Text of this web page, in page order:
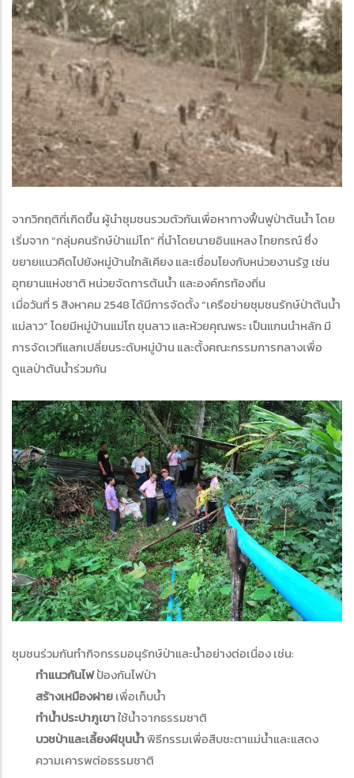
จากวิกฤติที่เกิดขึ้น ผู้นำชุมชนรวมตัวกันเพื่อหาทางฟื้นฟูป่าต้นน้ำ โดย
เริ่มจาก “กลุ่มคนรักษ์ป่าแม่โถ” ที่นำโดยนายอินแหลง ไทยกรณ์ ซึ่ง
ขยายแนวคิดไปยังหมู่บ้านใกล้เคียง และเชื่อมโยงกับหน่วยงานรัฐ เช่น
อุทยานแห่งชาติ หน่วยจัดการต้นน้ำ และองค์กรท้องถิ่น
เมื่อวันที่ 5 สิงหาคม 2548 ได้มีการจัดตั้ง “เครือข่ายชุมชนรักษ์ป่าต้นน้ำ
แม่ลาว” โดยมีหมู่บ้านแม่โถ ขุนลาว และห้วยคุณพระ เป็นแกนนำหลัก มี
การจัดเวทีแลกเปลี่ยนระดับหมู่บ้าน และตั้งคณะกรรมการกลางเพื่อ
ดูแลป่าต้นน้ำร่วมกัน
ชุมชนร่วมกันทำกิจกรรมอนุรักษ์ป่าและน้ำอย่างต่อเนื่อง เช่น:
ทำแนวกันไฟป้องกันไฟป่า
สร้างเหมืองฝายเพื่อเก็บน้ำ
ทำน้ำประปาภูเขาใช้น้ำจากธรรมชาติ
บวชป่าและเลี้ยงผีขุนน้ำพิธีกรรมเพื่อสืบชะตาแม่น้ำและแสดง
ความเคารพต่อธรรมชาติ